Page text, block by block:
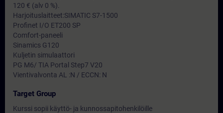
120 € (alv 0 %).
Harjoituslaitteet:SIMATIC S7-1500
Profinet I/O ET200 SP
Comfort-paneeli
Sinamics G120
Kuljetin simulaattori
PG M6/ TIA Portal Step7 V20
Vientivalvonta AL :N / ECCN: N
Target Group
Kurssi sopii käyttö- ja kunnossapitohenkilöille